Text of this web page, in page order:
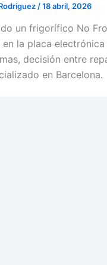
/18 abril, 2026
un frigorífico No
en la placa
decisión entre
en Barcelona.